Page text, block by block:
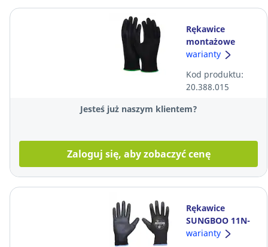
Rękawice
montażowe
powleczone PU
czarne, rozmiar 7
warianty
Kod produktu:
20.388.015
Jesteś już naszym klientem?
Zaloguj się, aby zobaczyć cenę
Rękawice
SUNGBOO 11N-
PU08 C, czarne,
warianty